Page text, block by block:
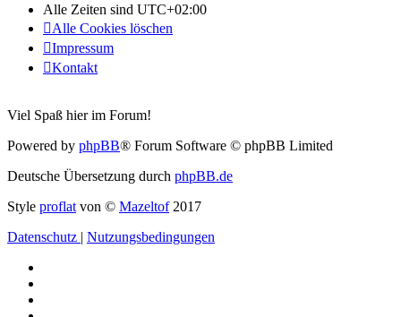
Alle Zeiten sind UTC+02:00
Alle Cookies löschen
Impressum
Kontakt
Viel Spaß hier im Forum!
Powered by phpBB® Forum Software © phpBB Limited
Deutsche Übersetzung durch phpBB.de
Style proflat von © Mazeltof2017
Datenschutz | Nutzungsbedingungen